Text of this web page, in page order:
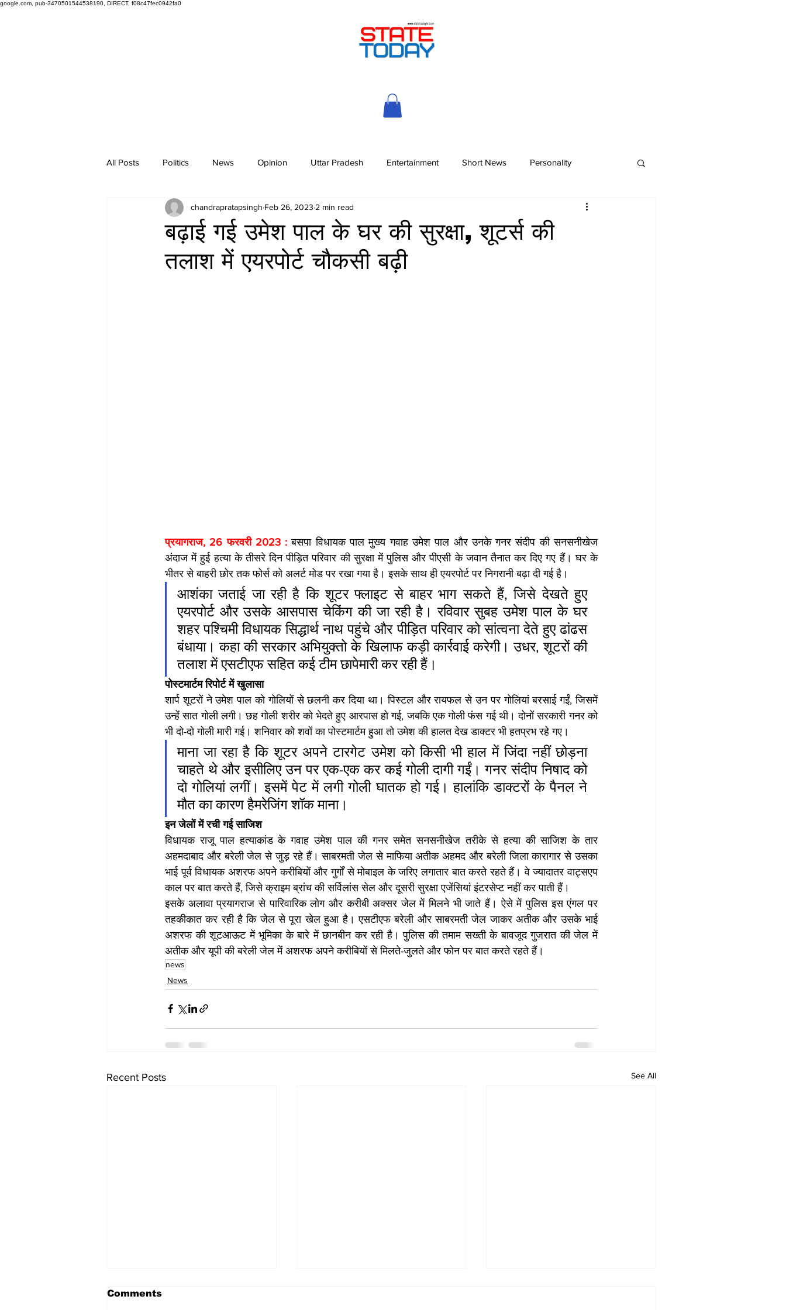
google.com, pub-3470501544538190, DIRECT, f08c47fec0942fa0
All Posts Politics News Opinion Uttar Pradesh Entertainment Short News Personality
बढ़ाई गई उमेश पाल के घर की सुरक्षा, शूटर्स की
तलाश में एयरपोर्ट चौकसी बढ़ी
chandrapratapsingh Feb 26, 2023 2 min read
प्रयागराज, 26 फरवरी 2023 : बसपा विधायक पाल मुख्य गवाह उमेश पाल और उनके गनर संदीप की सनसनीखेज
अंदाज में हुई हत्या के तीसरे दिन पीड़ित परिवार की सुरक्षा में पुलिस और पीएसी के जवान तैनात कर दिए गए हैं। घर के
भीतर से बाहरी छोर तक फोर्स को अलर्ट मोड पर रखा गया है। इसके साथ ही एयरपोर्ट पर निगरानी बढ़ा दी गई है।
आशंका जताई जा रही है कि शूटर फ्लाइट से बाहर भाग सकते हैं, जिसे देखते हुए
एयरपोर्ट और उसके आसपास चेकिंग की जा रही है। रविवार सुबह उमेश पाल के घर
शहर पश्चिमी विधायक सिद्धार्थ नाथ पहुंचे और पीड़ित परिवार को सांत्वना देते हुए ढांढस
बंधाया। कहा की सरकार अभियुक्तो के खिलाफ कड़ी कार्रवाई करेगी। उधर, शूटरों की
तलाश में एसटीएफ सहित कई टीम छापेमारी कर रही हैं।
पोस्टमार्टम रिपोर्ट में खुलासा
शार्प शूटरों ने उमेश पाल को गोलियों से छलनी कर दिया था। पिस्टल और रायफल से उन पर गोलियां बरसाई गईं, जिसमें
उन्हें सात गोली लगी। छह गोली शरीर को भेदते हुए आरपास हो गई, जबकि एक गोली फंस गई थी। दोनों सरकारी गनर को
भी दो-दो गोली मारी गई। शनिवार को शवों का पोस्टमार्टम हुआ तो उमेश की हालत देख डाक्टर भी हतप्रभ रहे गए।
माना जा रहा है कि शूटर अपने टारगेट उमेश को किसी भी हाल में जिंदा नहीं छोड़ना
चाहते थे और इसीलिए उन पर एक-एक कर कई गोली दागी गईं। गनर संदीप निषाद को
दो गोलियां लगीं। इसमें पेट में लगी गोली घातक हो गई। हालांकि डाक्टरों के पैनल ने
मौत का कारण हैमरेजिंग शॉक माना।
इन जेलों में रची गई साजिश
विधायक राजू पाल हत्याकांड के गवाह उमेश पाल की गनर समेत सनसनीखेज तरीके से हत्या की साजिश के तार
अहमदाबाद और बरेली जेल से जुड़ रहे हैं। साबरमती जेल से माफिया अतीक अहमद और बरेली जिला कारागार से उसका
भाई पूर्व विधायक अशरफ अपने करीबियों और गुर्गों से मोबाइल के जरिए लगातार बात करते रहते हैं। वे ज्यादातर वाट्सएप
काल पर बात करते हैं, जिसे क्राइम ब्रांच की सर्विलांस सेल और दूसरी सुरक्षा एजेंसियां इंटरसेप्ट नहीं कर पाती हैं।
इसके अलावा प्रयागराज से पारिवारिक लोग और करीबी अक्सर जेल में मिलने भी जाते हैं। ऐसे में पुलिस इस एंगल पर
तहकीकात कर रही है कि जेल से पूरा खेल हुआ है। एसटीएफ बरेली और साबरमती जेल जाकर अतीक और उसके भाई
अशरफ की शूटआऊट में भूमिका के बारे में छानबीन कर रही है। पुलिस की तमाम सख्ती के बावजूद गुजरात की जेल में
अतीक और यूपी की बरेली जेल में अशरफ अपने करीबियों से मिलते-जुलते और फोन पर बात करते रहते हैं।
news
News
Recent Posts See All
Comments